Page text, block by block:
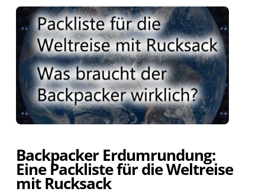
Backpacker Erdumrundung:
Eine Packliste für die Weltreise
mit Rucksack